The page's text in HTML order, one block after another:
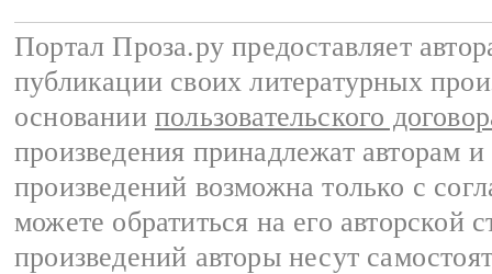
Портал Проза.ру предоставляет
публикации своих литературных
основании пользовательского
произведения принадлежат авторам
произведений возможна только с
можете обратиться на его авторской
произведений авторы несут